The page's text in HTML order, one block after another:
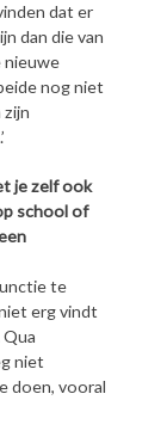
dat er
dan die van
nieuwe
nog niet
je zelf ook
school of
te
erg vindt
niet
doen, vooral